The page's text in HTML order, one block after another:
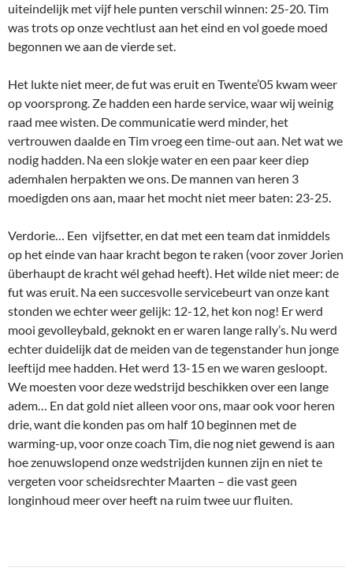
uiteindelijk met vijf hele punten verschil winnen: 25-20. Tim
was trots op onze vechtlust aan het eind en vol goede moed
begonnen we aan de vierde set.
Het lukte niet meer, de fut was eruit en Twente’05 kwam weer
op voorsprong. Ze hadden een harde service, waar wij weinig
raad mee wisten. De communicatie werd minder, het
vertrouwen daalde en Tim vroeg een time-out aan. Net wat we
nodig hadden. Na een slokje water en een paar keer diep
ademhalen herpakten we ons. De mannen van heren 3
moedigden ons aan, maar het mocht niet meer baten: 23-25.
Verdorie… Een vijfsetter, en dat met een team dat inmiddels
op het einde van haar kracht begon te raken (voor zover Jorien
überhaupt de kracht wél gehad heeft). Het wilde niet meer: de
fut was eruit. Na een succesvolle servicebeurt van onze kant
stonden we echter weer gelijk: 12-12, het kon nog! Er werd
mooi gevolleybald, geknokt en er waren lange rally’s. Nu werd
echter duidelijk dat de meiden van de tegenstander hun jonge
leeftijd mee hadden. Het werd 13-15 en we waren gesloopt.
We moesten voor deze wedstrijd beschikken over een lange
adem… En dat gold niet alleen voor ons, maar ook voor heren
drie, want die konden pas om half 10 beginnen met de
warming-up, voor onze coach Tim, die nog niet gewend is aan
hoe zenuwslopend onze wedstrijden kunnen zijn en niet te
vergeten voor scheidsrechter Maarten – die vast geen
longinhoud meer over heeft na ruim twee uur fluiten.